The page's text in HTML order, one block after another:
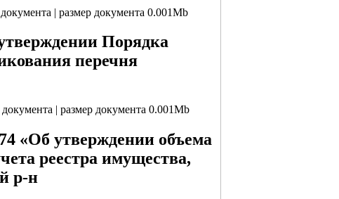
| размер документа 0.001Mb
Порядка
перечня
| размер документа 0.001Mb
«Об утверждении объема
реестра имущества,
р-н